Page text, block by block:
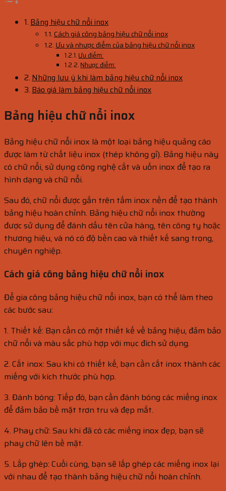
Bảng hiệu chữ nổi inox
Cách giá công bảng hiệu chữ nổi inox
Ưu và nhược điểm của bảng hiệu chữ nổi inox
Ưu điểm:
Nhược điểm:
Những lưu ý khi làm bảng hiệu chữ nổi inox
Báo giá làm bảng hiệu chữ nổi inox
Bảng hiệu chữ nổi inox
Bảng hiệu chữ nổi inox là một loại bảng hiệu quảng cáo
được làm từ chất liệu inox (thép không gỉ). Bảng hiệu này
có chữ nổi, sử dụng công nghệ cắt và uốn inox để tạo ra
hình dạng và chữ nổi.
Sau đó, chữ nổi được gắn trên tấm inox nền để tạo thành
bảng hiệu hoàn chỉnh. Bảng hiệu chữ nổi inox thường
được sử dụng để đánh dấu tên cửa hàng, tên công ty hoặc
thương hiệu, và nó có độ bền cao và thiết kế sang trọng,
chuyên nghiệp.
Cách giá công bảng hiệu chữ nổi inox
Để gia công bảng hiệu chữ nổi inox, bạn có thể làm theo
các bước sau:
1. Thiết kế: Bạn cần có một thiết kế về bảng hiệu, đảm bảo
chữ nổi và màu sắc phù hợp với mục đích sử dụng.
2. Cắt inox: Sau khi có thiết kế, bạn cần cắt inox thành các
miếng với kích thước phù hợp.
3. Đánh bóng: Tiếp đó, bạn cần đánh bóng các miếng inox
để đảm bảo bề mặt trơn tru và đẹp mắt.
4. Phay chữ: Sau khi đã có các miếng inox đẹp, bạn sẽ
phay chữ lên bề mặt.
5. Lắp ghép: Cuối cùng, bạn sẽ lắp ghép các miếng inox lại
với nhau để tạo thành bảng hiệu chữ nổi hoàn chỉnh.